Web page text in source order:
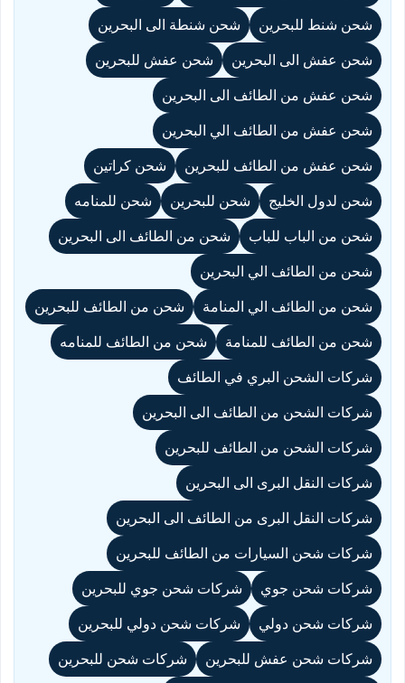
شحن شنط للبحرين
شحن شنطة الى البحرين
شحن عفش الى البحرين
شحن عفش للبحرين
شحن عفش من الطائف الى البحرين
شحن عفش من الطائف الي البحرين
شحن عفش من الطائف للبحرين
شحن كراتين
شحن لدول الخليج
شحن للبحرين
شحن للمنامه
شحن من الباب للباب
شحن من الطائف الى البحرين
شحن من الطائف الي البحرين
شحن من الطائف الي المنامة
شحن من الطائف للبحرين
شحن من الطائف للمنامة
شحن من الطائف للمنامه
شركات الشحن البري في الطائف
شركات الشحن من الطائف الى البحرين
شركات الشحن من الطائف للبحرين
شركات النقل البرى الى البحرين
شركات النقل البرى من الطائف الى البحرين
شركات شحن السيارات من الطائف للبحرين
شركات شحن جوي
شركات شحن جوي للبحرين
شركات شحن دولي
شركات شحن دولي للبحرين
شركات شحن عفش للبحرين
شركات شحن للبحرين